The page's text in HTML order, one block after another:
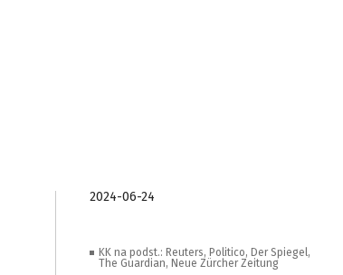
2024-06-24
KK na podst.: Reuters, Politico, Der Spiegel,
The Guardian, Neue Zürcher Zeitung